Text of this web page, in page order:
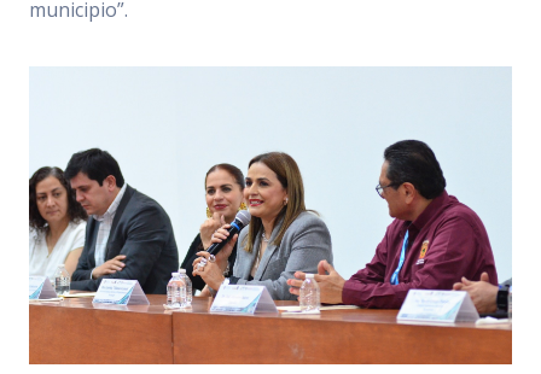
municipio”.